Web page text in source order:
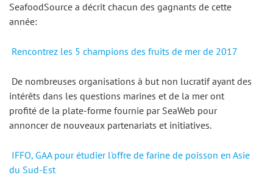
SeafoodSource a décrit chacun des gagnants de cette
année:
Rencontrez les 5 champions des fruits de mer de 2017
intérêts dans les questions marines et de la mer ont
profité de la plate-forme fournie par SeaWeb pour
annoncer de nouveaux partenariats et initiatives.
IFFO, GAA pour étudier l'offre de farine de poisson en Asie
du Sud-Est